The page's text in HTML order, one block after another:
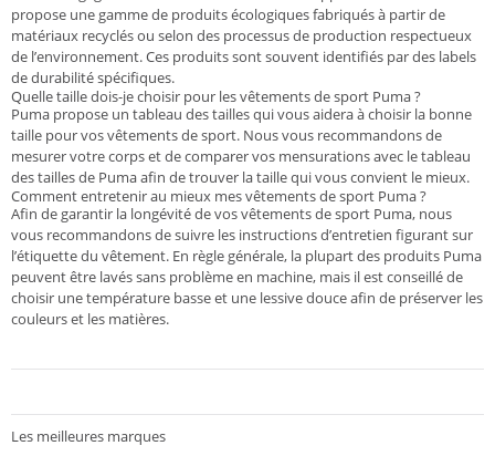
propose une gamme de produits écologiques fabriqués à partir de
matériaux recyclés ou selon des processus de production respectueux
de l’environnement. Ces produits sont souvent identifiés par des labels
de durabilité spécifiques.
Quelle taille dois-je choisir pour les vêtements de sport Puma ?
Puma propose un tableau des tailles qui vous aidera à choisir la bonne
taille pour vos vêtements de sport. Nous vous recommandons de
mesurer votre corps et de comparer vos mensurations avec le tableau
des tailles de Puma afin de trouver la taille qui vous convient le mieux.
Comment entretenir au mieux mes vêtements de sport Puma ?
Afin de garantir la longévité de vos vêtements de sport Puma, nous
vous recommandons de suivre les instructions d’entretien figurant sur
l’étiquette du vêtement. En règle générale, la plupart des produits Puma
peuvent être lavés sans problème en machine, mais il est conseillé de
choisir une température basse et une lessive douce afin de préserver les
couleurs et les matières.
Les meilleures marques